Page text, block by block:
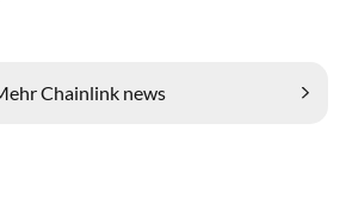
Chainlink news